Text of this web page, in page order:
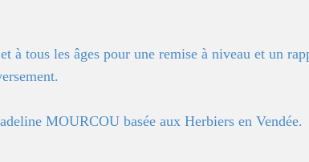
à tous les âges pour une remise à niveau et un
MOURCOU basée aux Herbiers en Vendée.